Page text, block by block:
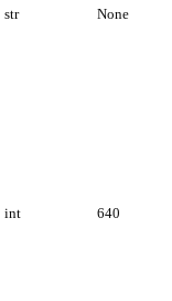
str None
int 640